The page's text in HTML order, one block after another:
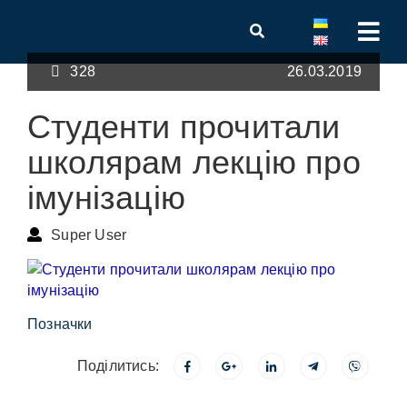
328 26.03.2019
Студенти прочитали
школярам лекцію про
імунізацію
Super User
Позначки
Поділитись: